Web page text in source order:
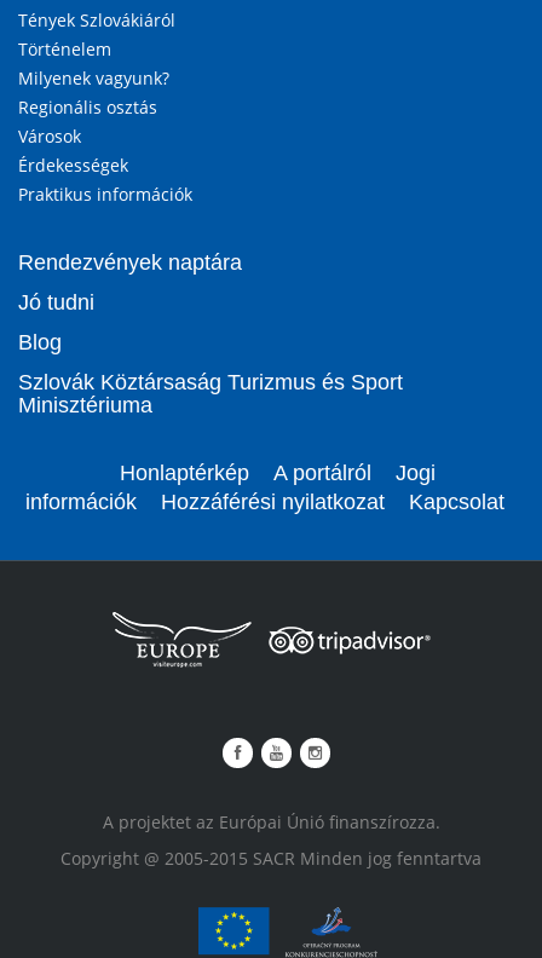
Tények Szlovákiáról
Történelem
Milyenek vagyunk?
Regionális osztás
Városok
Érdekességek
Praktikus információk
Rendezvények naptára
Jó tudni
Blog
Szlovák Köztársaság Turizmus és Sport
Minisztériuma
Honlaptérkép A portálról
Jogi
információk
Hozzáférési nyilatkozat Kapcsolat
A projektet az Európai Únió finanszírozza.
Copyright @ 2005-2015 SACR Minden jog fenntartva